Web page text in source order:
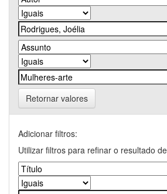
Retornar valores
Adicionar filtros:
Utilizar filtros para refinar o resultado